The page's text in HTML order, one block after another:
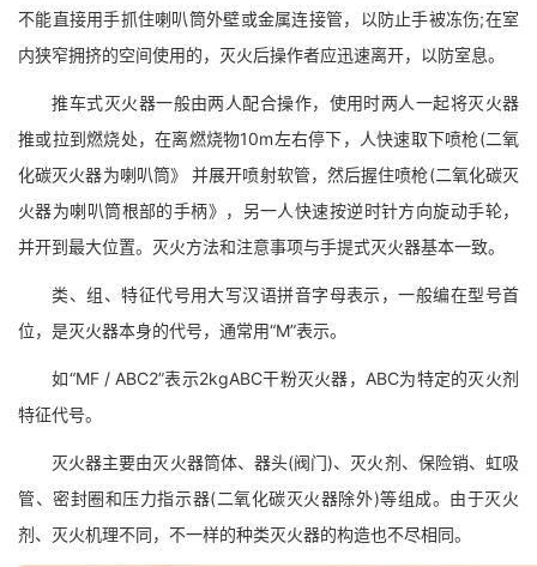
不能直接用手抓住喇叭筒外壁或金属连接管，以防止手被冻伤;在室
内狭窄拥挤的空间使用的，灭火后操作者应迅速离开，以防室息。
推车式灭火器一般由两人配合操作，使用时两人一起将灭火器
推或拉到燃烧处，在离燃烧物10m左右停下，人快速取下喷枪(二氧
化碳灭火器为喇叭筒》 并展开喷射软管，然后握住喷枪(二氧化碳灭
火器为喇叭筒根部的手柄》，另一人快速按逆时针方向旋动手轮，
并开到最大位置。灭火方法和注意事项与手提式灭火器基本一致。
类、组、特征代号用大写汉语拼音字母表示，一般编在型号首
位，是灭火器本身的代号，通常用“M”表示。
如“MF / ABC2”表示2kgABC干粉灭火器，ABC为特定的灭火剂
特征代号。
灭火器主要由灭火器筒体、器头(阀门)、灭火剂、保险销、虹吸
管、密封圈和压力指示器(二氧化碳灭火器除外)等组成。由于灭火
剂、灭火机理不同，不一样的种类灭火器的构造也不尽相同。